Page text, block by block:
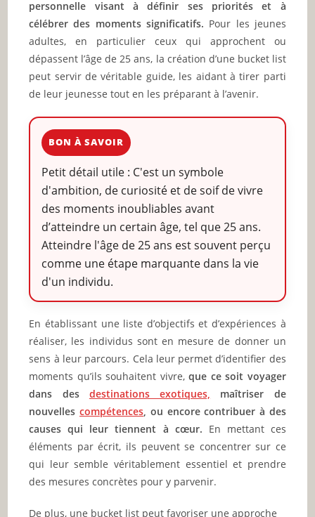
personnelle visant à définir ses priorités et à
célébrer des moments significatifs. Pour les jeunes
adultes, en particulier ceux qui approchent ou
dépassent l’âge de 25 ans, la création d’une bucket list
peut servir de véritable guide, les aidant à tirer parti
de leur jeunesse tout en les préparant à l’avenir.
BON À SAVOIR
Petit détail utile : C'est un symbole
d'ambition, de curiosité et de soif de vivre
des moments inoubliables avant
d’atteindre un certain âge, tel que 25 ans.
Atteindre l'âge de 25 ans est souvent perçu
comme une étape marquante dans la vie
d'un individu.
En établissant une liste d’objectifs et d’expériences à
réaliser, les individus sont en mesure de donner un
sens à leur parcours. Cela leur permet d’identifier des
moments qu’ils souhaitent vivre,que ce soit voyager
dans des destinations exotiques, maîtriser de
nouvelles compétences, ou encore contribuer à des
causes qui leur tiennent à cœur. En mettant ces
éléments par écrit, ils peuvent se concentrer sur ce
qui leur semble véritablement essentiel et prendre
des mesures concrètes pour y parvenir.
De plus, une bucket list peut favoriser une approche